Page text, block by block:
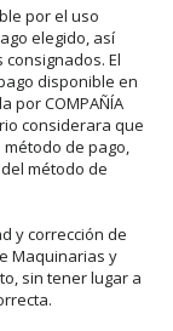
por el uso
elegido, así
El
disponible en
por COMPAÑÍA
considerara que
de pago,
método de
y corrección de
Maquinarias y
sin tener lugar a